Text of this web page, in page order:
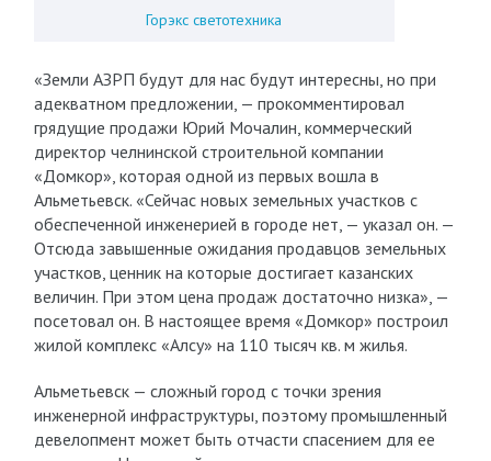
Горэкс светотехника
«Земли АЗРП будут для нас будут интересны, но при
адекватном предложении, — прокомментировал
грядущие продажи Юрий Мочалин, коммерческий
директор челнинской строительной компании
«Домкор», которая одной из первых вошла в
Альметьевск. «Сейчас новых земельных участков с
обеспеченной инженерией в городе нет, — указал он. —
Отсюда завышенные ожидания продавцов земельных
участков, ценник на которые достигает казанских
величин. При этом цена продаж достаточно низка», —
посетовал он. В настоящее время «Домкор» построил
жилой комплекс «Алсу» на 110 тысяч кв. м жилья.
Альметьевск — сложный город с точки зрения
инженерной инфраструктуры, поэтому промышленный
девелопмент может быть отчасти спасением для ее